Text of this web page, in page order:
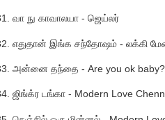
வா நு காவாலயா - ஜெய்லர்
எதுதான் இங்க சந்தோஷம் - லக்கி
அன்னை தந்தை - Are you ok baby?
ஜிங்க்ர டங்கா - Modern Love